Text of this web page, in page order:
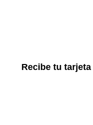
Recibe tu